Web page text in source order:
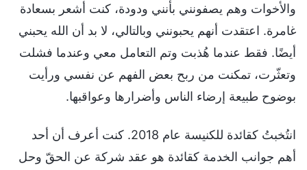
والأخوات وهم يصفونني بأنني ودودة، كنت أشعر بسعادة
غامرة. اعتقدت أنهم يحبونني وبالتالي، لا بد أن الله يحبني
أيضًا. فقط عندما هُذبت وتم التعامل معي وعندما فشلت
وتعثّرت، تمكنت من ربح بعض الفهم عن نفسي ورأيت
بوضوح طبيعة إرضاء الناس وأضرارها وعواقبها.
انتُخبتُ كقائدة للكنيسة عام 2018. كنت أعرف أن أحد
أهم جوانب الخدمة كقائدة هو عقد شركة عن الحقّ وحل